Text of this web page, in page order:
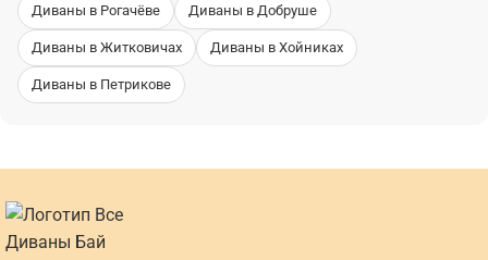
Диваны в Рогачёве Диваны в Добруше
Диваны в Житковичах Диваны в Хойниках
Диваны в Петрикове